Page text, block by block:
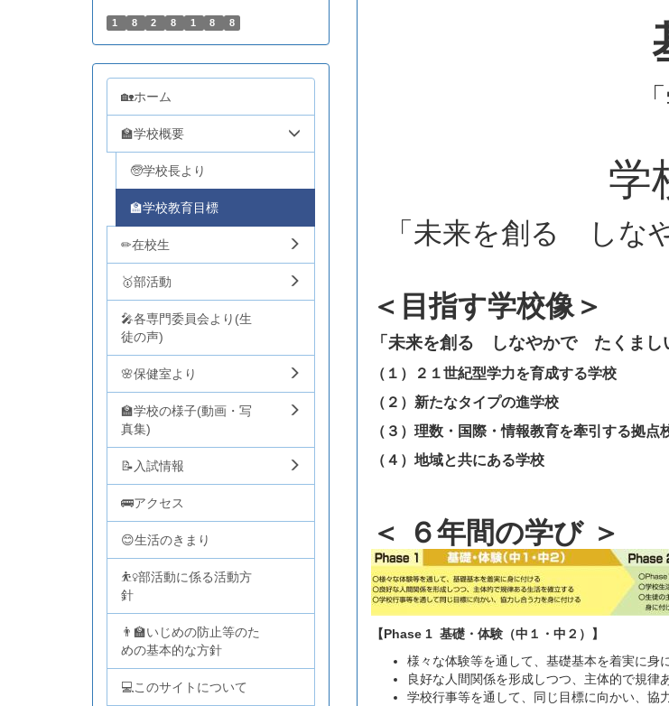
学
「未来を創る しな
＜目指す学校像＞
「未来を創る しなやかで たくまし
（１）２１世紀型学力を育成する学校
（２）新たなタイプの進学校
（３）理数・国際・情報教育を牽引する拠点
（４）地域と共にある学校
＜ ６年間の学び ＞
【Phase 1 基礎・体験（中１・中２）】
様々な体験等を通して、基礎基本を着実に身
良好な人間関係を形成しつつ、主体的で規律
学校行事等を通して、同じ目標に向かい、協
1 8 2 8 1 8 8
🏡ホーム
🏫学校概要
🧓学校長より
🏫学校教育目標
✏在校生
🥇部活動
🎤各専門委員会より(生
徒の声)
🌸保健室より
🏫学校の様子(動画・写
真集)
📝入試情報
🚌アクセス
😊生活のきまり
⛹️‍♀️部活動に係る活動方
針
👨‍🏫いじめの防止等のた
めの基本的な方針
💻このサイトについて